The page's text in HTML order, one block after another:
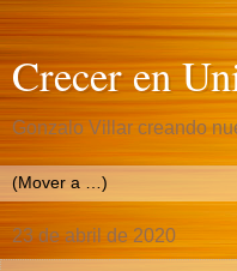
Crecer en
Gonzalo Villar creando
23 de abril de 2020